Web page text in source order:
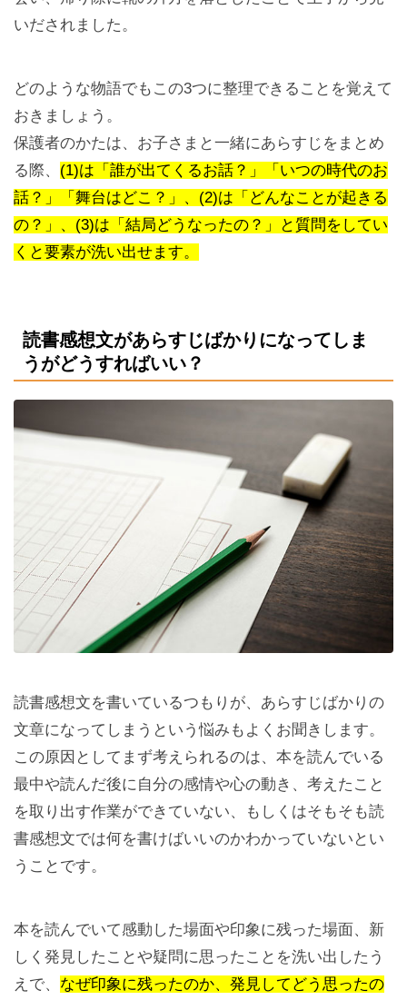
いだされました。
どのような物語でもこの3つに整理できることを覚えて
おきましょう。
保護者のかたは、お子さまと一緒にあらすじをまとめ
る際、 (1)は「誰が出てくるお話？」「いつの時代のお
話？」「舞台はどこ？」、(2)は「どんなことが起きる
の？」、(3)は「結局どうなったの？」と質問をしてい
くと要素が洗い出せます。
読書感想文があらすじばかりになってしま
うがどうすればいい？
読書感想文を書いているつもりが、あらすじばかりの
文章になってしまうという悩みもよくお聞きします。
この原因としてまず考えられるのは、本を読んでいる
最中や読んだ後に自分の感情や心の動き、考えたこと
を取り出す作業ができていない、もしくはそもそも読
書感想文では何を書けばいいのかわかっていないとい
うことです。
本を読んでいて感動した場面や印象に残った場面、新
しく発見したことや疑問に思ったことを洗い出したう
えで、 なぜ印象に残ったのか、発見してどう思ったの